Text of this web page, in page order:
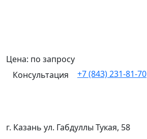
Цена: по запросу
Консультация
+7 (843) 231-81-70
г. Казань ул. Габдуллы Тукая, 58